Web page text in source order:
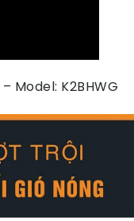
Model: K2BHWG